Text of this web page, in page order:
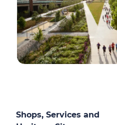
Shops, Services and